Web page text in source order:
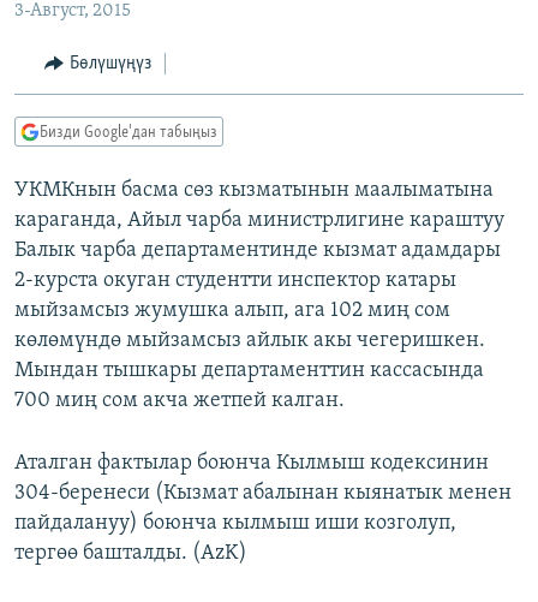
ЭКОНОМИКА
МАДАНИЯТ
БОРБОР АЗИЯ
АТАЙЫН ИЛИКТӨӨ
ТВ ПРОГРАММАЛАР
ЭКСПЕРТТЕР ТАЛДАЙТ
БИЗ ЖАНА ДҮЙНӨ
ЭЖЕ-СИҢДИЛЕР
ЫҢГАЙСЫЗ СУРООЛОР
ӨЗГӨЧӨ ПИКИР
Русский
ОНЛАЙН ШЕРИНЕ
3-Август, 2015
Бөлүшүңүз
Бизди Google'дан табыңыз
УКМКнын басма сөз кызматынын маалыматына
караганда, Айыл чарба министрлигине караштуу
Балык чарба департаментинде кызмат адамдары
2-курста окуган студентти инспектор катары
мыйзамсыз жумушка алып, ага 102 миң сом
көлөмүндө мыйзамсыз айлык акы чегеришкен.
Мындан тышкары департаменттин кассасында
700 миң сом акча жетпей калган.
Аталган фактылар боюнча Кылмыш кодексинин
304-беренеси (Кызмат абалынан кыянатык менен
пайдалануу) боюнча кылмыш иши козголуп,
тергөө башталды. (AzK)